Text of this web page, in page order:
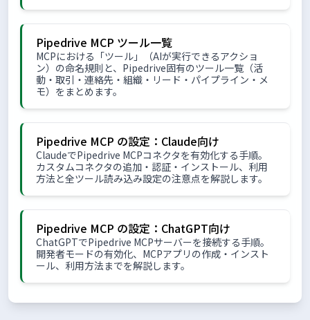
Pipedrive MCP ツール一覧
MCPにおける「ツール」（AIが実行できるアクショ
ン）の命名規則と、Pipedrive固有のツール一覧（活
動・取引・連絡先・組織・リード・パイプライン・メ
モ）をまとめます。
Pipedrive MCP の設定：Claude向け
ClaudeでPipedrive MCPコネクタを有効化する手順。
カスタムコネクタの追加・認証・インストール、利用
方法と全ツール読み込み設定の注意点を解説します。
Pipedrive MCP の設定：ChatGPT向け
ChatGPTでPipedrive MCPサーバーを接続する手順。
開発者モードの有効化、MCPアプリの作成・インスト
ール、利用方法までを解説します。